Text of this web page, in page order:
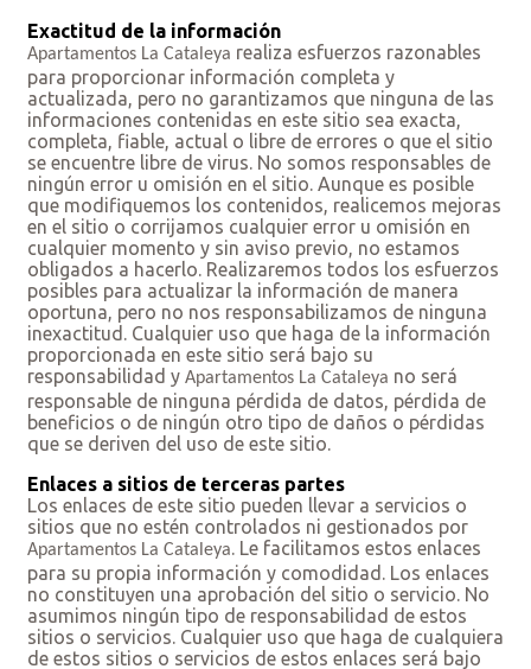
Exactitud de la información
Apartamentos La Cataleya realiza esfuerzos razonables
para proporcionar información completa y
actualizada, pero no garantizamos que ninguna de las
informaciones contenidas en este sitio sea exacta,
completa, fiable, actual o libre de errores o que el sitio
se encuentre libre de virus. No somos responsables de
ningún error u omisión en el sitio. Aunque es posible
que modifiquemos los contenidos, realicemos mejoras
en el sitio o corrijamos cualquier error u omisión en
cualquier momento y sin aviso previo, no estamos
obligados a hacerlo. Realizaremos todos los esfuerzos
posibles para actualizar la información de manera
oportuna, pero no nos responsabilizamos de ninguna
inexactitud. Cualquier uso que haga de la información
proporcionada en este sitio será bajo su
responsabilidad y Apartamentos La Cataleya no será
responsable de ninguna pérdida de datos, pérdida de
beneficios o de ningún otro tipo de daños o pérdidas
que se deriven del uso de este sitio.
Enlaces a sitios de terceras partes
Los enlaces de este sitio pueden llevar a servicios o
sitios que no estén controlados ni gestionados por
Apartamentos La Cataleya. Le facilitamos estos enlaces
para su propia información y comodidad. Los enlaces
no constituyen una aprobación del sitio o servicio. No
asumimos ningún tipo de responsabilidad de estos
sitios o servicios. Cualquier uso que haga de cualquiera
de estos sitios o servicios de estos enlaces será bajo